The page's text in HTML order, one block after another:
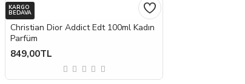
KARGO
BEDAVA
Christian Dior Addict Edt 100ml Kadın
Parfüm
849,00TL